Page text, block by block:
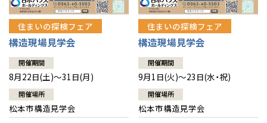
住まいの探検フェア
構造現場見学会
開催期間
8月22日(土)～31日(月)
開催場所
松本市構造見学会
住まいの探検フェア
構造現場見学会
開催期間
9月1日(火)～23日(水・祝)
開催場所
松本市構造見学会